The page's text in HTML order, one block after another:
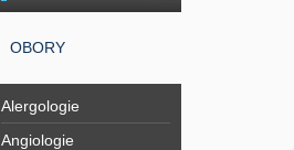
OBORY
Alergologie
Angiologie